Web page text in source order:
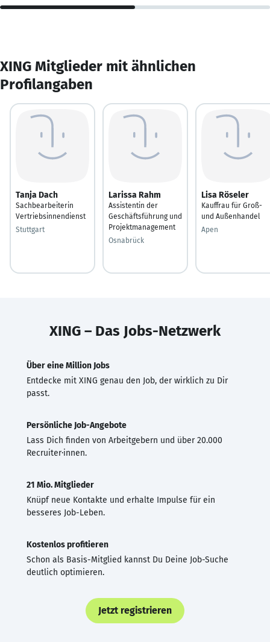
XING Mitglieder mit ähnlichen
Profilangaben
Tanja Dach
Sachbearbeiterin
Vertriebsinnendienst
Stuttgart
Larissa Rahm
Assistentin der
Geschäftsführung und
Projektmanagement
Osnabrück
Lisa Röseler
Kauffrau für Groß-
und Außenhandel
Apen
XING – Das Jobs-Netzwerk
Über eine Million Jobs
Entdecke mit XING genau den Job, der wirklich zu Dir
passt.
Persönliche Job-Angebote
Lass Dich finden von Arbeitgebern und über 20.000
Recruiter·innen.
21 Mio. Mitglieder
Knüpf neue Kontakte und erhalte Impulse für ein
besseres Job-Leben.
Kostenlos profitieren
Schon als Basis-Mitglied kannst Du Deine Job-Suche
deutlich optimieren.
Jetzt registrieren